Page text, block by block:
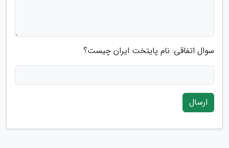
سوال اتفاقی: نام پایتخت ایران چیست؟
ارسال